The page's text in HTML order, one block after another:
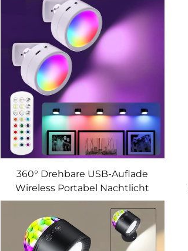
360° Drehbare USB-Auflade
Wireless Portabel Nachtlicht